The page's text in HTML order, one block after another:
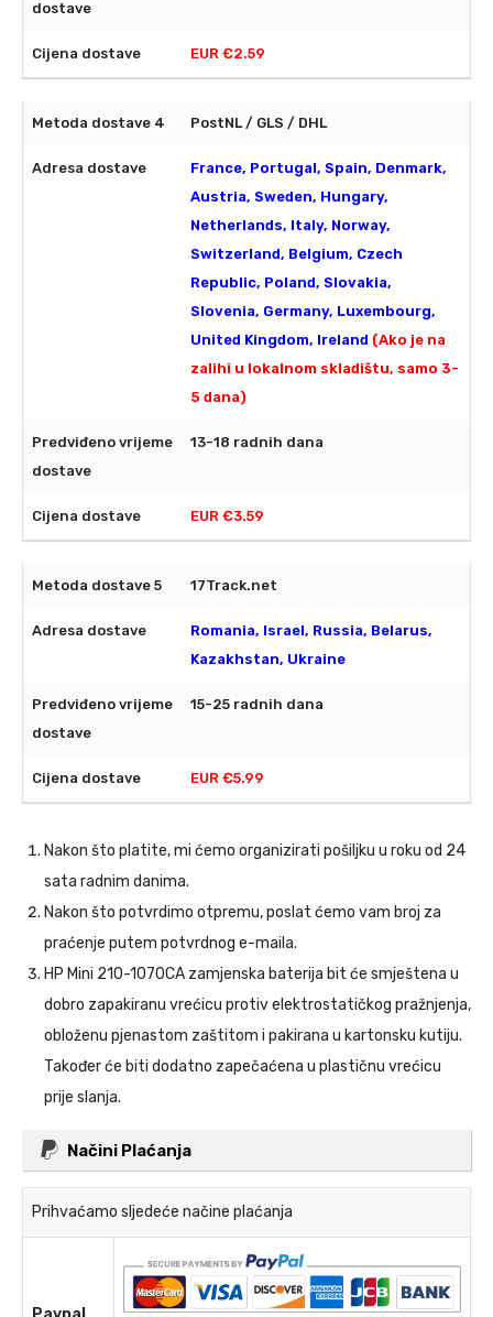
EUR €2.59
PostNL / GLS / DHL
France, Portugal, Spain, Denmark,
Austria, Sweden, Hungary,
Netherlands, Italy, Norway,
Switzerland, Belgium, Czech
Republic, Poland, Slovakia,
Slovenia, Germany, Luxembourg,
United Kingdom, Ireland (Ako je na
zalihi u lokalnom skladištu, samo 3-
5 dana)
13-18 radnih dana
EUR €3.59
17Track.net
Romania, Israel, Russia, Belarus,
Kazakhstan, Ukraine
15-25 radnih dana
EUR €5.99
Nakon što platite, mi ćemo organizirati pošiljku u roku od 24
sata radnim danima.
Nakon što potvrdimo otpremu, poslat ćemo vam broj za
praćenje putem potvrdnog e-maila.
HP Mini 210-1070CA zamjenska baterija bit će smještena u
dobro zapakiranu vrećicu protiv elektrostatičkog pražnjenja,
obloženu pjenastom zaštitom i pakirana u kartonsku kutiju.
Također će biti dodatno zapečaćena u plastičnu vrećicu
prije slanja.
Načini Plaćanja
Prihvaćamo sljedeće načine plaćanja